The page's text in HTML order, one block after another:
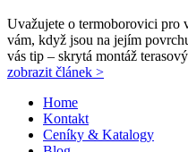
Uvažujete o termoborovici pro
vám, když jsou na jejím
vás tip – skrytá montáž
zobrazit článek >
Home
Kontakt
Ceníky & Katalogy